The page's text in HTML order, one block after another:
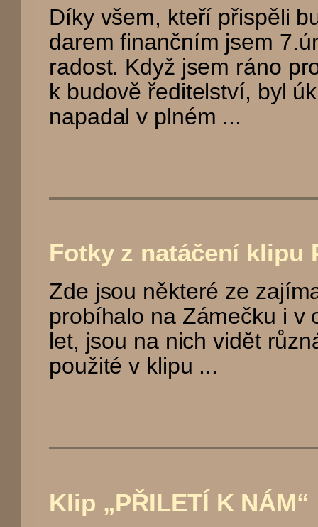
Díky všem, kteří přispěli
darem finančním jsem
radost. Když jsem ráno
k budově ředitelství, byl
napadal v plném ...
Fotky z natáčení klipu
Zde jsou některé ze
probíhalo na Zámečku i v
let, jsou na nich vidět
použité v klipu ...
Klip „PŘILETÍ K